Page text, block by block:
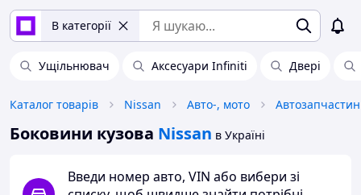
В категорії
Ущільнювач Аксесуари Infiniti Двері
Каталог товарів Nissan Авто-, мото
Боковини кузова Nissan в Україні
Введи номер авто, VIN або вибери зі